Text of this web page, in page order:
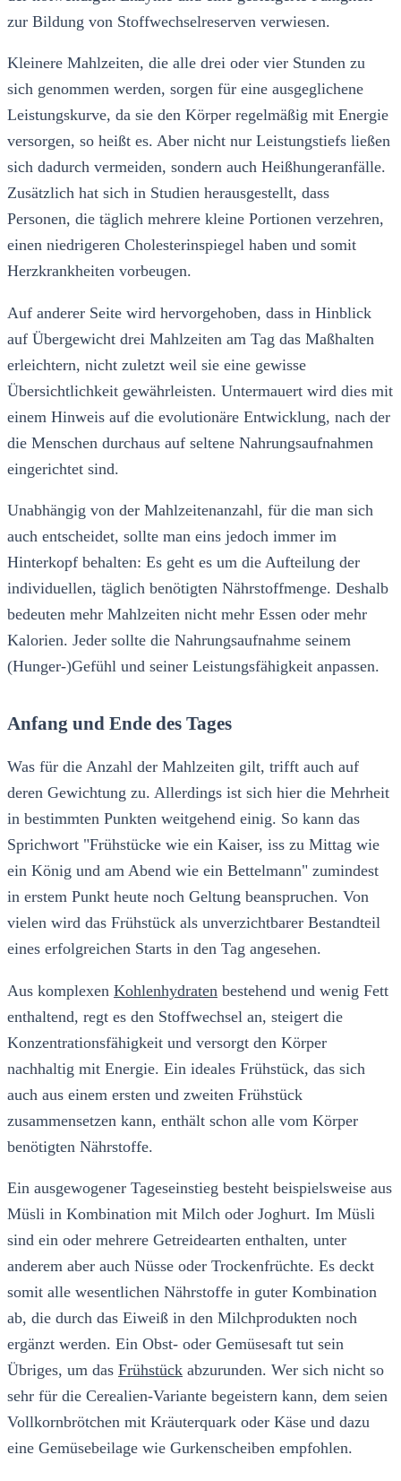
zur Bildung von Stoffwechselreserven verwiesen.
Kleinere Mahlzeiten, die alle drei oder vier Stunden zu
sich genommen werden, sorgen für eine ausgeglichene
Leistungskurve, da sie den Körper regelmäßig mit Energie
versorgen, so heißt es. Aber nicht nur Leistungstiefs ließen
sich dadurch vermeiden, sondern auch Heißhungeranfälle.
Zusätzlich hat sich in Studien herausgestellt, dass
Personen, die täglich mehrere kleine Portionen verzehren,
einen niedrigeren Cholesterinspiegel haben und somit
Herzkrankheiten vorbeugen.
Auf anderer Seite wird hervorgehoben, dass in Hinblick
auf Übergewicht drei Mahlzeiten am Tag das Maßhalten
erleichtern, nicht zuletzt weil sie eine gewisse
Übersichtlichkeit gewährleisten. Untermauert wird dies mit
einem Hinweis auf die evolutionäre Entwicklung, nach der
die Menschen durchaus auf seltene Nahrungsaufnahmen
eingerichtet sind.
Unabhängig von der Mahlzeitenanzahl, für die man sich
auch entscheidet, sollte man eins jedoch immer im
Hinterkopf behalten: Es geht es um die Aufteilung der
individuellen, täglich benötigten Nährstoffmenge. Deshalb
bedeuten mehr Mahlzeiten nicht mehr Essen oder mehr
Kalorien. Jeder sollte die Nahrungsaufnahme seinem
(Hunger-)Gefühl und seiner Leistungsfähigkeit anpassen.
Anfang und Ende des Tages
Was für die Anzahl der Mahlzeiten gilt, trifft auch auf
deren Gewichtung zu. Allerdings ist sich hier die Mehrheit
in bestimmten Punkten weitgehend einig. So kann das
Sprichwort "Frühstücke wie ein Kaiser, iss zu Mittag wie
ein König und am Abend wie ein Bettelmann" zumindest
in erstem Punkt heute noch Geltung beanspruchen. Von
vielen wird das Frühstück als unverzichtbarer Bestandteil
eines erfolgreichen Starts in den Tag angesehen.
Aus komplexen Kohlenhydraten bestehend und wenig Fett
enthaltend, regt es den Stoffwechsel an, steigert die
Konzentrationsfähigkeit und versorgt den Körper
nachhaltig mit Energie. Ein ideales Frühstück, das sich
auch aus einem ersten und zweiten Frühstück
zusammensetzen kann, enthält schon alle vom Körper
benötigten Nährstoffe.
Ein ausgewogener Tageseinstieg besteht beispielsweise aus
Müsli in Kombination mit Milch oder Joghurt. Im Müsli
sind ein oder mehrere Getreidearten enthalten, unter
anderem aber auch Nüsse oder Trockenfrüchte. Es deckt
somit alle wesentlichen Nährstoffe in guter Kombination
ab, die durch das Eiweiß in den Milchprodukten noch
ergänzt werden. Ein Obst- oder Gemüsesaft tut sein
Übriges, um das Frühstück abzurunden. Wer sich nicht so
sehr für die Cerealien-Variante begeistern kann, dem seien
Vollkornbrötchen mit Kräuterquark oder Käse und dazu
eine Gemüsebeilage wie Gurkenscheiben empfohlen.